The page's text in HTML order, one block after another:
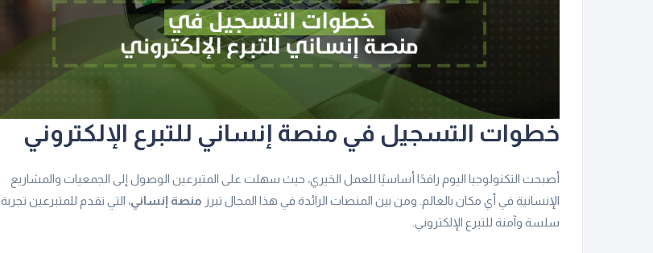
خطوات التسجيل في منصة إنساني للتبرع الإلكتروني
أصبحت التكنولوجيا اليوم رافدًا أساسيًا للعمل الخيري، حيث سهلت على المتبرعين الوصول إلى الجمعيات والمشاريع
الإنسانية في أي مكان بالعالم. ومن بين المنصات الرائدة في هذا المجال تبرز منصة إنساني، التي تقدم للمتبرعين تجربة
سلسة وآمنة للتبرع الإلكتروني.